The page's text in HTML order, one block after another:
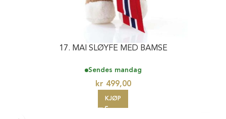
17. MAI SLØYFE MED BAMSE
Sendes mandag
kr 499,00
KJØP